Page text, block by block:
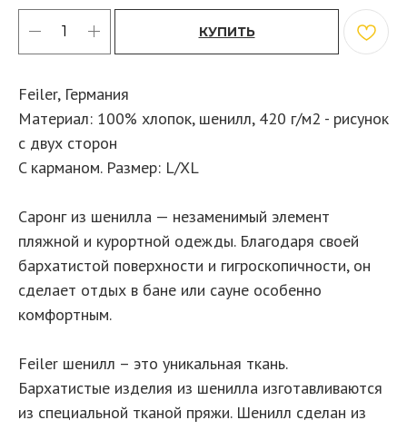
КУПИТЬ
Feiler, Германия
Материал: 100% хлопок, шенилл, 420 г/м2 - рисунок
с двух сторон
C карманом. Размер: L/XL
Саронг из шенилла — незаменимый элемент
пляжной и курортной одежды. Благодаря своей
бархатистой поверхности и гигроскопичности, он
сделает отдых в бане или сауне особенно
комфортным.
Feiler шенилл – это уникальная ткань.
Бархатистые изделия из шенилла изготавливаются
из специальной тканой пряжи. Шенилл сделан из